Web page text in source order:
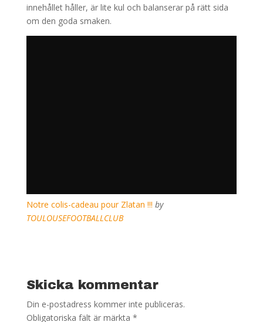
innehållet håller, är lite kul och balanserar på rätt sida
om den goda smaken.
Notre colis-cadeau pour Zlatan !!! by
TOULOUSEFOOTBALLCLUB
Skicka kommentar
Din e-postadress kommer inte publiceras.
Obligatoriska fält är märkta *